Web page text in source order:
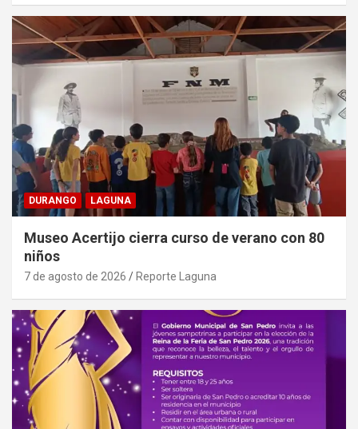
DURANGO LAGUNA
Museo Acertijo cierra curso de verano con 80
niños
7 de agosto de 2026 Reporte Laguna